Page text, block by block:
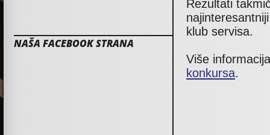
NAŠA FACEBOOK STRANA
Rezultati
klub servisa.
Više
konkursa.